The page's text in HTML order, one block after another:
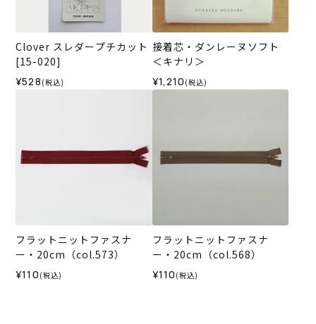
Clover スレダープチカット
[15-020]
¥528 (税込)
接着芯・ダンレーヌソフト
＜キナリ＞
¥1,210 (税込)
フラットニットファスナ
ー・20cm（col.573）
¥110 (税込)
フラットニットファスナ
ー・20cm（col.568）
¥110 (税込)